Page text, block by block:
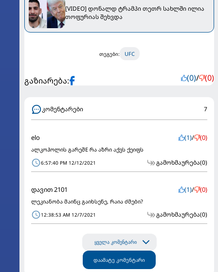
[VIDEO] დონალდ ტრამპი თეთრ სახლში ილია
თოფურიას შეხვდა
თეგები: UFC
გაზიარება: (0)/ (0)
კომენტარები 7
elo (1)/ (0)
ალკოჰოლის გარეშE რა აზრი აქვს ქეიფს
6:57:40 PM 12/12/2021 გამოხმაურება(0)
დავით 2101 (1)/ (0)
ლეკიანობა მაინც გაიხსენე, რაია ძმები?
12:38:53 AM 12/7/2021 გამოხმაურება(0)
ყველა კომენტარი
დაამატე კომენტარი